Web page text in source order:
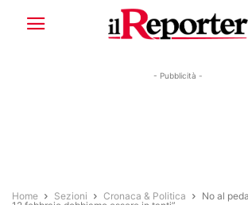
- Pubblicità -
Home Sezioni Cronaca & Politica
No al